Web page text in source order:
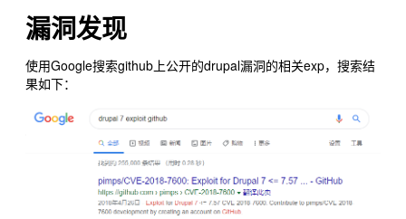
漏洞发现
使用Google搜索github上公开的drupal漏洞的相关exp，搜索结
果如下：